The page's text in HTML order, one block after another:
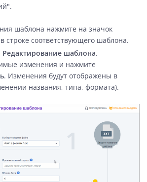
шаблона нажмите на значок
в строке соответствующего шаблона.
Редактирование шаблона.
изменения и нажмите
. Изменения будут отображены в
названия, типа, формата).